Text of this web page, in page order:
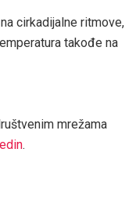
cirkadijalne ritmove,
takođe na
mrežama
.